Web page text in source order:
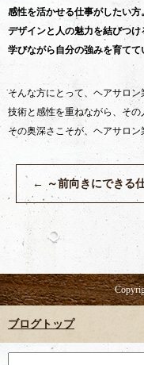
感性を活かせる仕事がしたい方。
デザインと人の魅力を結びつけ
学びながら自分の強みを育てて
そんな方にとって、ヘアサロ
技術と感性を重ねながら、その
その奥深さこそが、ヘアサロン
← ～前向きにできる
ブログトップ